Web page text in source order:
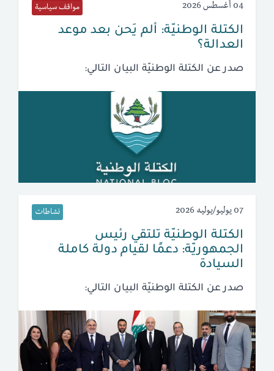
04 أغسطس 2026 مواقف سياسية
الكتلة الوطنيّة: ألم يَحن بعد موعد
العدالة؟
صدر عن الكتلة الوطنيّة البيان التالي:
07 يوليو/يوليه 2026 نشاطات
الكتلة الوطنيّة تلتقي رئيس
الجمهوريّة: دعمًا لقيام دولة كاملة
السيادة
صدر عن الكتلة الوطنيّة البيان التالي: